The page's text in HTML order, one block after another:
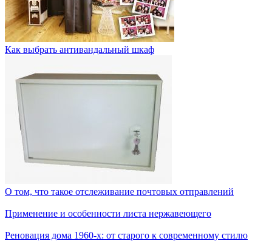
Как выбрать антивандальный шкаф
О том, что такое отслеживание почтовых отправлений
Применение и особенности листа нержавеющего
Реновация дома 1960-х: от старого к современному стилю